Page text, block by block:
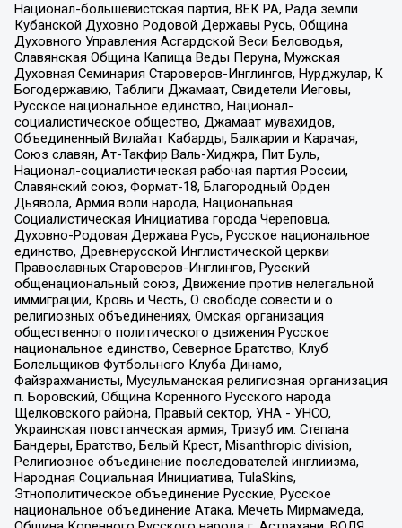
Национал-большевистская партия, ВЕК РА, Рада земли
Кубанской Духовно Родовой Державы Русь, Община
Духовного Управления Асгардской Веси Беловодья,
Славянская Община Капища Веды Перуна, Мужская
Духовная Семинария Староверов-Инглингов, Нурджулар, К
Богодержавию, Таблиги Джамаат, Свидетели Иеговы,
Русское национальное единство, Национал-
социалистическое общество, Джамаат мувахидов,
Объединенный Вилайат Кабарды, Балкарии и Карачая,
Союз славян, Ат-Такфир Валь-Хиджра, Пит Буль,
Национал-социалистическая рабочая партия России,
Славянский союз, Формат-18, Благородный Орден
Дьявола, Армия воли народа, Национальная
Социалистическая Инициатива города Череповца,
Духовно-Родовая Держава Русь, Русское национальное
единство, Древнерусской Инглистической церкви
Православных Староверов-Инглингов, Русский
общенациональный союз, Движение против нелегальной
иммиграции, Кровь и Честь, О свободе совести и о
религиозных объединениях, Омская организация
общественного политического движения Русское
национальное единство, Северное Братство, Клуб
Болельщиков Футбольного Клуба Динамо,
Файзрахманисты, Мусульманская религиозная организация
п. Боровский, Община Коренного Русского народа
Щелковского района, Правый сектор, УНА - УНСО,
Украинская повстанческая армия, Тризуб им. Степана
Бандеры, Братство, Белый Крест, Misanthropic division,
Религиозное объединение последователей инглиизма,
Народная Социальная Инициатива, TulaSkins,
Этнополитическое объединение Русские, Русское
национальное объединение Атака, Мечеть Мирмамеда,